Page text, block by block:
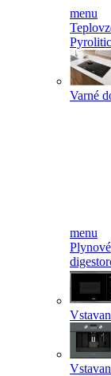
menu
Varné
menu
Plynové